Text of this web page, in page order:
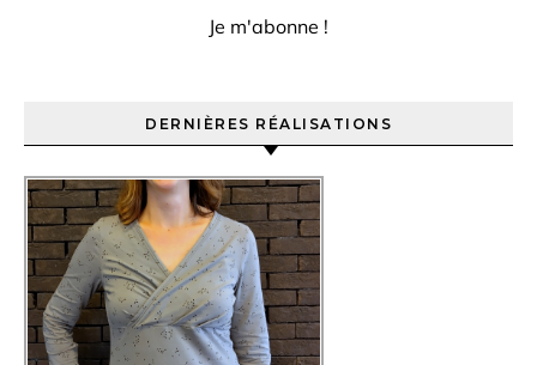
DERNIÈRES RÉALISATIONS